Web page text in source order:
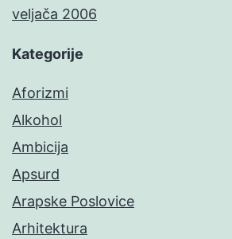
veljača 2006
Kategorije
Aforizmi
Alkohol
Ambicija
Apsurd
Arapske Poslovice
Arhitektura